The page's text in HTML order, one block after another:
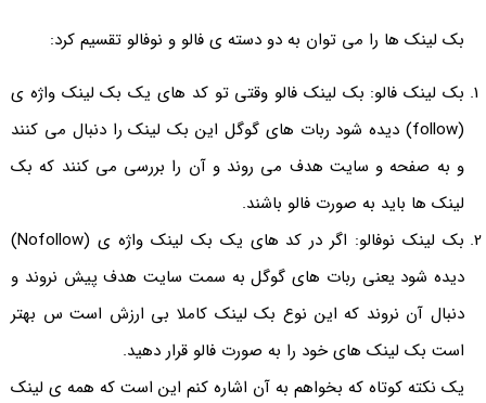
بک لینک ها را می توان به دو دسته ی فالو و نوفالو تقسیم کرد:
بک لینک فالو: بک لینک فالو وقتی تو کد های یک بک لینک واژه ی
(follow) دیده شود ربات های گوگل این بک لینک را دنبال می کنند
و به صفحه و سایت هدف می روند و آن را بررسی می کنند که بک
لینک ها باید به صورت فالو باشند.
بک لینک نوفالو: اگر در کد های یک بک لینک واژه ی (Nofollow)
دیده شود یعنی ربات های گوگل به سمت سایت هدف پیش نروند و
دنبال آن نروند که این نوع بک لینک کاملا بی ارزش است س بهتر
است بک لینک های خود را به صورت فالو قرار دهید.
یک نکته کوتاه که بخواهم به آن اشاره کنم این است که همه ی لینک